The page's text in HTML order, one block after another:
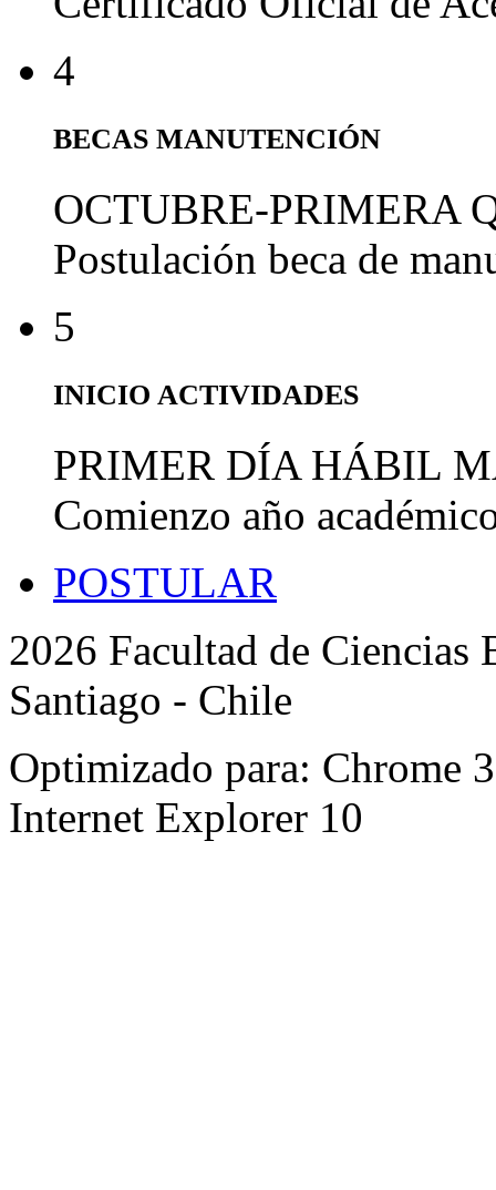
4
BECAS MANUTENCIÓN
OCTUBRE-PRIMERA
Postulación beca de
5
INICIO ACTIVIDADES
PRIMER DÍA HÁBIL
Comienzo año
POSTULAR
2026 Facultad de
Santiago - Chile
Optimizado para: Chrome
Internet Explorer 10